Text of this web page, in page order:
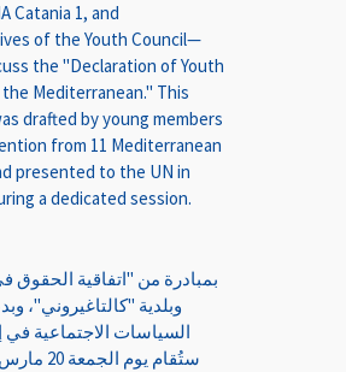
Catania 1, and
of the Youth Council—
the "Declaration of Youth
Mediterranean." This
drafted by young members
from 11 Mediterranean
presented to the UN in
a dedicated session.
بمبادرة من "اتفاقية
وبلدية "كالتاغيروني"،
السياسات الاجتماعية في
ستُقام يوم